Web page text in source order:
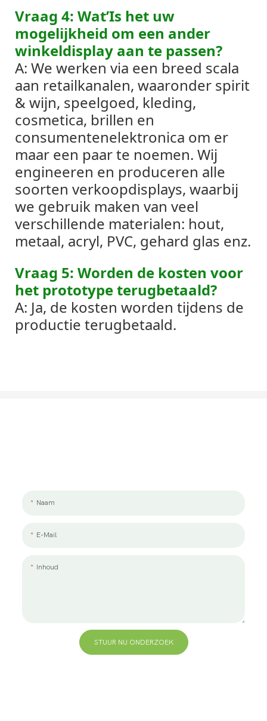
Vraag 4: Wat’Is het uw
mogelijkheid om een ​​ander
winkeldisplay aan te passen?
A: We werken via een breed scala
aan retailkanalen, waaronder spirit
& wijn, speelgoed, kleding,
cosmetica, brillen en
consumentenelektronica om er
maar een paar te noemen. Wij
engineeren en produceren alle
soorten verkoopdisplays, waarbij
we gebruik maken van veel
verschillende materialen: hout,
metaal, acryl, PVC, gehard glas enz.
Vraag 5: Worden de kosten voor
het prototype terugbetaald?
A: Ja, de kosten worden tijdens de
productie terugbetaald.
Naam
E-Mail
Inhoud
STUUR NU ONDERZOEK